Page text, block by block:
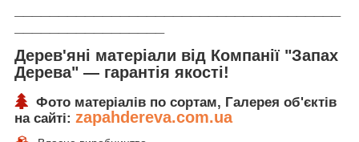
Дерев'яні матеріали від Компанії "Запах
Дерева" ― гарантія якості!
Фото матеріалів по сортам, Галерея об'єктів
на сайті: zapahdereva.com.ua